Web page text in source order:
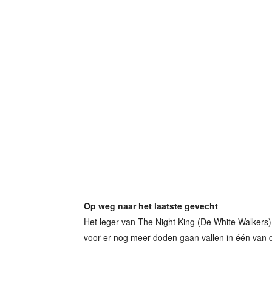
Op weg naar het laatste gevecht
Het leger van The Night King (De White
voor er nog meer doden gaan vallen in één van